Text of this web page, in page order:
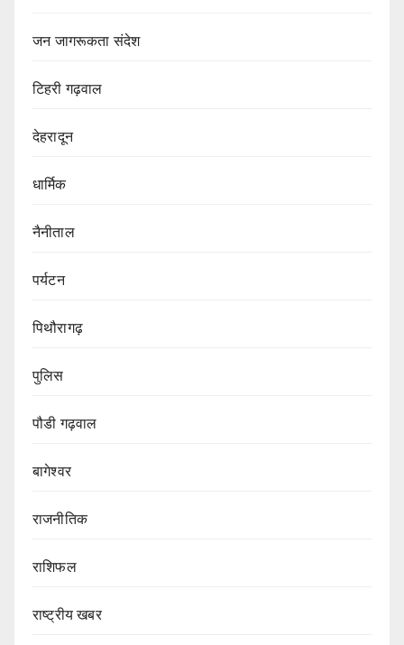
जन जागरूकता संदेश
टिहरी गढ़वाल
देहरादून
धार्मिक
नैनीताल
पर्यटन
पिथौरागढ़
पुलिस
पौडी गढ़वाल
बागेश्वर
राजनीतिक
राशिफल
राष्ट्रीय खबर